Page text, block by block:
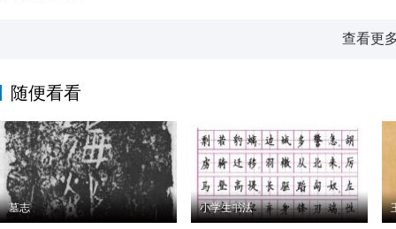
查看更
随便看看
墓志 小学生书法